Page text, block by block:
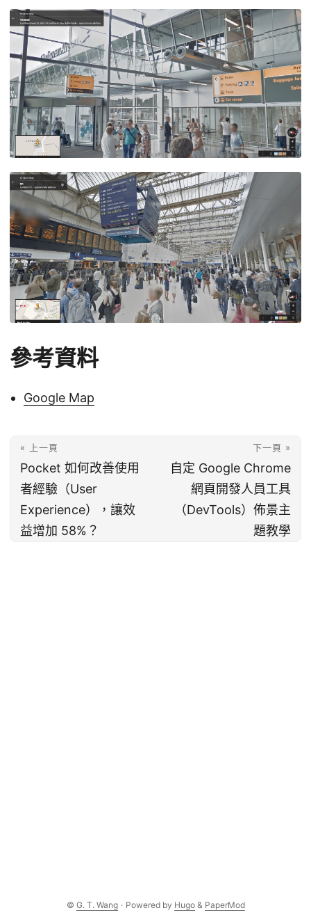
參考資料
Google Map
« 上一頁
Pocket 如何改善使用
者經驗（User
Experience），讓效
益增加 58%？
下一頁 »
自定 Google Chrome
網頁開發人員工具
（DevTools）佈景主
題教學
© G. T. Wang · Powered by Hugo& PaperMod